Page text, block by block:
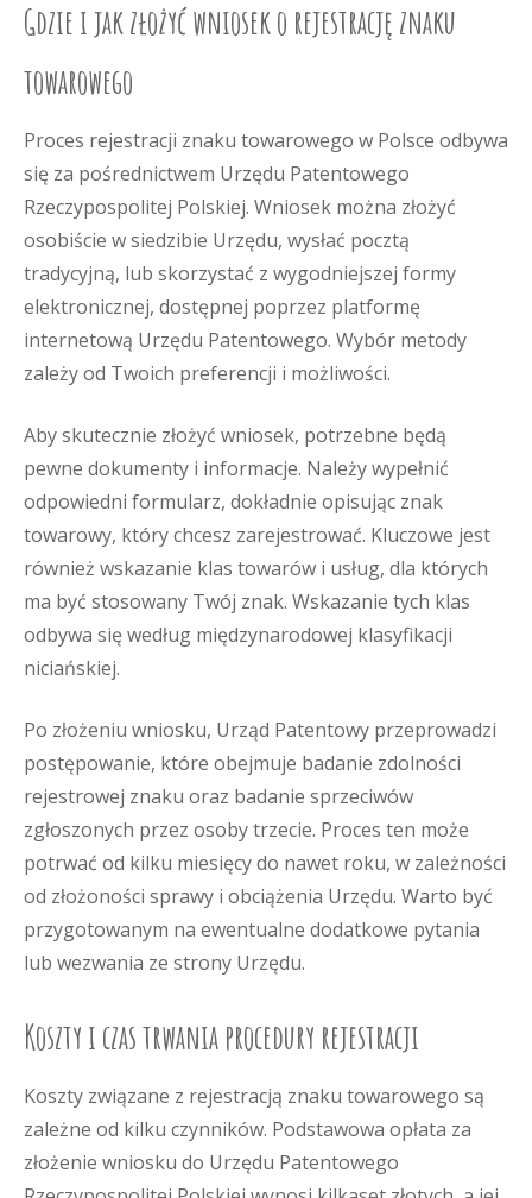
Gdzie i jak złożyć wniosek o rejestrację znaku
towarowego
Proces rejestracji znaku towarowego w Polsce odbywa
się za pośrednictwem Urzędu Patentowego
Rzeczypospolitej Polskiej. Wniosek można złożyć
osobiście w siedzibie Urzędu, wysłać pocztą
tradycyjną, lub skorzystać z wygodniejszej formy
elektronicznej, dostępnej poprzez platformę
internetową Urzędu Patentowego. Wybór metody
zależy od Twoich preferencji i możliwości.
Aby skutecznie złożyć wniosek, potrzebne będą
pewne dokumenty i informacje. Należy wypełnić
odpowiedni formularz, dokładnie opisując znak
towarowy, który chcesz zarejestrować. Kluczowe jest
również wskazanie klas towarów i usług, dla których
ma być stosowany Twój znak. Wskazanie tych klas
odbywa się według międzynarodowej klasyfikacji
niciańskiej.
Po złożeniu wniosku, Urząd Patentowy przeprowadzi
postępowanie, które obejmuje badanie zdolności
rejestrowej znaku oraz badanie sprzeciwów
zgłoszonych przez osoby trzecie. Proces ten może
potrwać od kilku miesięcy do nawet roku, w zależności
od złożoności sprawy i obciążenia Urzędu. Warto być
przygotowanym na ewentualne dodatkowe pytania
lub wezwania ze strony Urzędu.
Koszty i czas trwania procedury rejestracji
Koszty związane z rejestracją znaku towarowego są
zależne od kilku czynników. Podstawowa opłata za
złożenie wniosku do Urzędu Patentowego